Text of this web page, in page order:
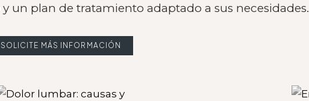
un plan de tratamiento adaptado a sus necesidades.
SOLICITE MÁS INFORMACIÓN